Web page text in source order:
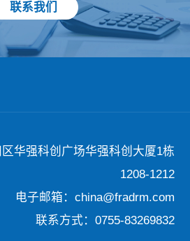
联系我们
华强科创广场华强科创大厦1栋
1208-1212
电子邮箱：china@fradrm.com
联系方式：0755-83269832